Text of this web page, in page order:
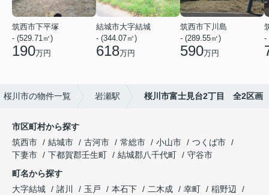
筑西市下平塚
- (529.71㎡)
190万円
結城市大字結城
- (344.07㎡)
618万円
筑西市下川島
- (289.55㎡)
590万円
-
桜川市の物件一覧 岩瀬駅 桜川市富士見台2丁目 全2区画
市区町村から探す
筑西市
結城市 古河市 常総市 小山市
つくば市
下妻市
下都賀郡壬生町 結城郡八千代町
守谷市
町名から探す
大字結城
諸川 玉戸 本石下 二木成 幸町
稲野辺